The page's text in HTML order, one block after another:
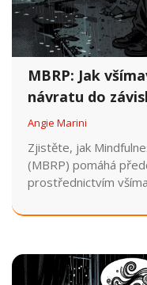
MBRP: Jak
návratu do
Angie Marini
Zjistěte, jak
(MBRP) pomáhá
prostřednictvím